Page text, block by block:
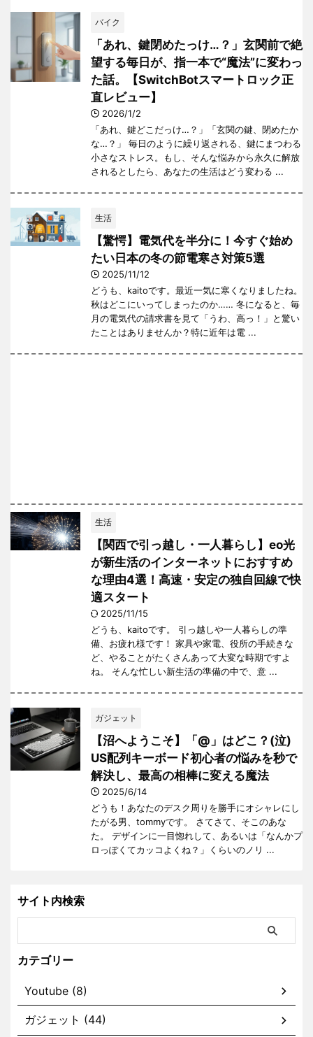
バイク
「あれ、鍵閉めたっけ…？」玄関前で絶
望する毎日が、指一本で“魔法”に変わっ
た話。【SwitchBotスマートロック正
直レビュー】
2026/1/2
「あれ、鍵どこだっけ…？」「玄関の鍵、閉めたか
な…？」 毎日のように繰り返される、鍵にまつわる
小さなストレス。もし、そんな悩みから永久に解放
されるとしたら、あなたの生活はどう変わる ...
生活
【驚愕】電気代を半分に！今すぐ始め
たい日本の冬の節電寒さ対策5選
2025/11/12
どうも、kaitoです。最近一気に寒くなりましたね。
秋はどこにいってしまったのか…… 冬になると、毎
月の電気代の請求書を見て「うわ、高っ！」と驚い
たことはありませんか？特に近年は電 ...
生活
【関西で引っ越し・一人暮らし】eo光
が新生活のインターネットにおすすめ
な理由4選！高速・安定の独自回線で快
適スタート
2025/11/15
どうも、kaitoです。 引っ越しや一人暮らしの準
備、お疲れ様です！ 家具や家電、役所の手続きな
ど、やることがたくさんあって大変な時期ですよ
ね。 そんな忙しい新生活の準備の中で、意 ...
ガジェット
【沼へようこそ】「@」はどこ？(泣)
US配列キーボード初心者の悩みを秒で
解決し、最高の相棒に変える魔法
2025/6/14
どうも！あなたのデスク周りを勝手にオシャレにし
たがる男、tommyです。 さてさて、そこのあな
た。 デザインに一目惚れして、あるいは「なんかプ
ロっぽくてカッコよくね？」くらいのノリ ...
サイト内検索
カテゴリー
Youtube (8)
ガジェット (44)